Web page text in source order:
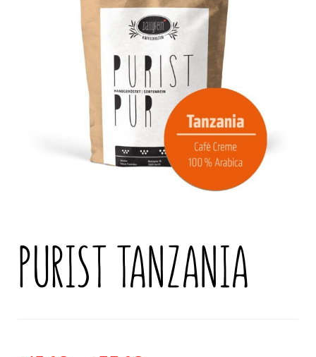
PURIST TANZANIA